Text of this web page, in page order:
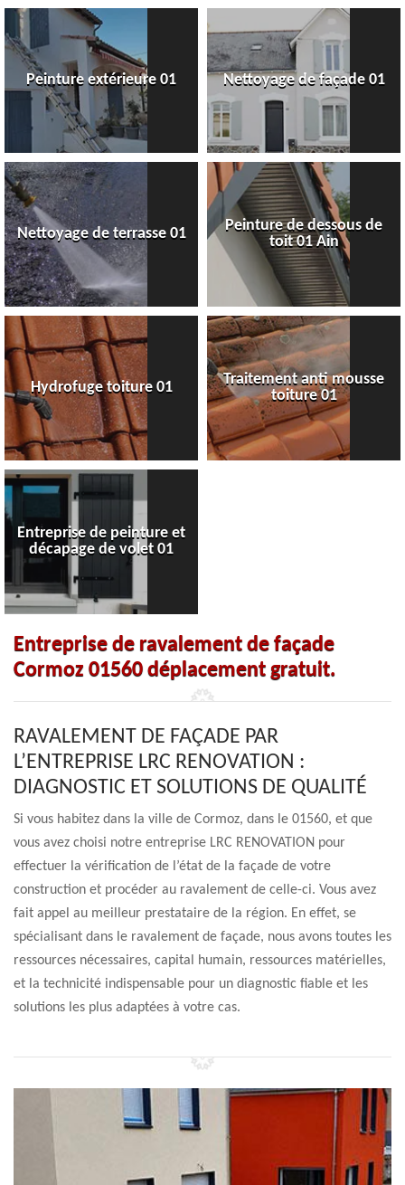
Peinture extérieure 01 Nettoyage de façade 01
Nettoyage de terrasse 01
Peinture de dessous de
toit 01 Ain
Hydrofuge toiture 01
Traitement anti mousse
toiture 01
Entreprise de peinture et
décapage de volet 01
Entreprise de ravalement de façade
Cormoz 01560 déplacement gratuit.
RAVALEMENT DE FAÇADE PAR
L’ENTREPRISE LRC RENOVATION :
DIAGNOSTIC ET SOLUTIONS DE QUALITÉ
Si vous habitez dans la ville de Cormoz, dans le 01560, et que
vous avez choisi notre entreprise LRC RENOVATION pour
effectuer la vérification de l’état de la façade de votre
construction et procéder au ravalement de celle-ci. Vous avez
fait appel au meilleur prestataire de la région. En effet, se
spécialisant dans le ravalement de façade, nous avons toutes les
ressources nécessaires, capital humain, ressources matérielles,
et la technicité indispensable pour un diagnostic fiable et les
solutions les plus adaptées à votre cas.